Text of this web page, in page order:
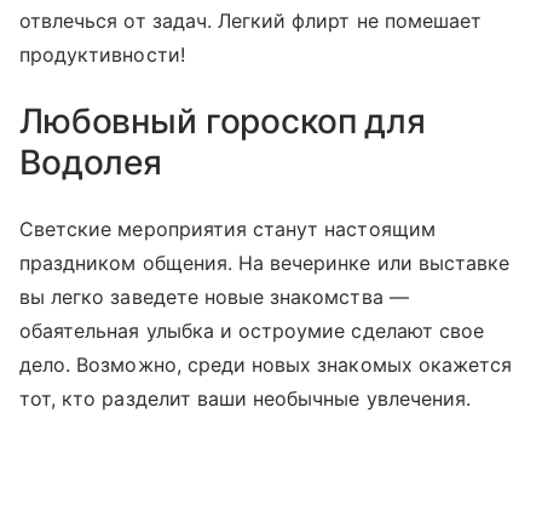
отвлечься от задач. Легкий флирт не помешает
продуктивности!
Любовный гороскоп для
Водолея
Светские мероприятия станут настоящим
праздником общения. На вечеринке или выставке
вы легко заведете новые знакомства —
обаятельная улыбка и остроумие сделают свое
дело. Возможно, среди новых знакомых окажется
тот, кто разделит ваши необычные увлечения.